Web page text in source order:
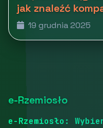
jak znaleźć
19 grudnia 2025
e-Rzemiosło
e-Rzemiosło: